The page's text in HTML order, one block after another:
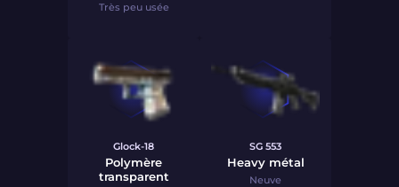
Très peu usée
Glock-18
Polymère
transparent
SG 553
Heavy métal
Neuve